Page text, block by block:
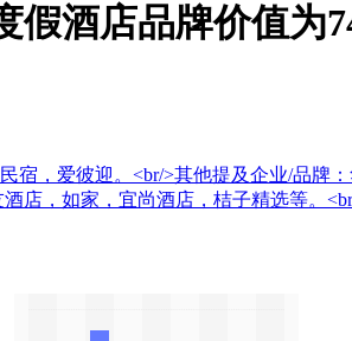
假酒店品牌价值为
，爱彼迎。<br/>其他提及企业/品牌
，如家，宜尚酒店，桔子精选等。